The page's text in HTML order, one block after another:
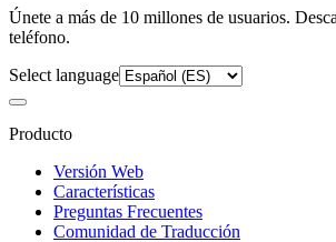
Únete a más de 10 millones de usuarios.
teléfono.
Select language
Producto
Versión Web
Características
Preguntas Frecuentes
Comunidad de Traducción